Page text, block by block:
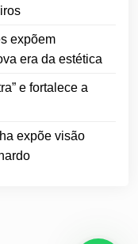
expõem
era da estética
e fortalece a
expõe visão